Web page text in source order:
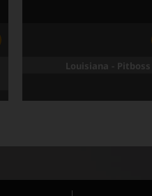
Louisiana - Pitboss